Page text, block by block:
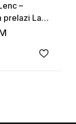
–
prelazi Labu
Add to